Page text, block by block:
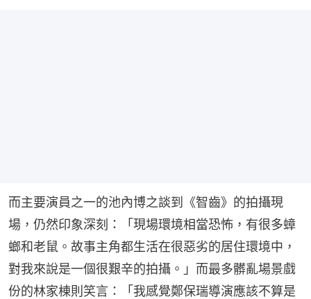
而主要演員之一的池內博之談到《智齒》的拍攝現
場，仍然印象深刻：「現場環境相當恐怖，有很多蟑
螂和老鼠。故事主角都生活在很惡劣的居住環境中，
對我來說是一個很艱辛的拍攝。」而最多髒亂場景戲
份的林家棟則笑言：「我感覺鄭保瑞導演應該不算是